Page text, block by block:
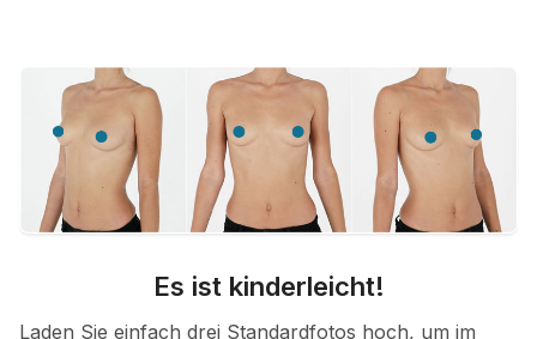
Es ist kinderleicht!
Laden Sie einfach drei Standardfotos hoch, um im